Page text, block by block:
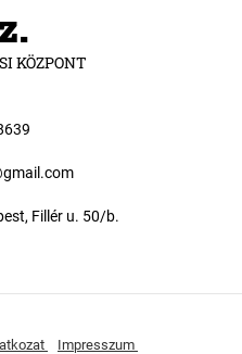
KÖZPONT
Fillér u. 50/b.
Impresszum